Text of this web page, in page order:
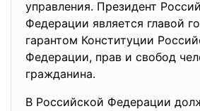
управления. Президент
Федерации является главой
гарантом Конституции
Федерации, прав и свобод
гражданина.
В Российской Федерации